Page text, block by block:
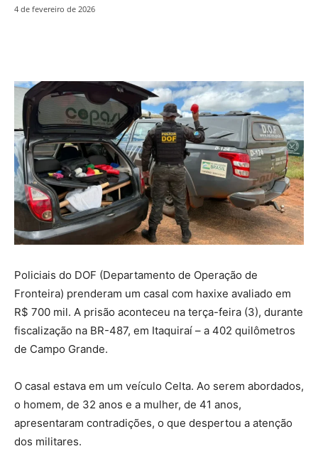
4 de fevereiro de 2026
Policiais do DOF (Departamento de Operação de
Fronteira) prenderam um casal com haxixe avaliado em
R$ 700 mil. A prisão aconteceu na terça-feira (3), durante
fiscalização na BR-487, em Itaquiraí – a 402 quilômetros
de Campo Grande.
O casal estava em um veículo Celta. Ao serem abordados,
o homem, de 32 anos e a mulher, de 41 anos,
apresentaram contradições, o que despertou a atenção
dos militares.